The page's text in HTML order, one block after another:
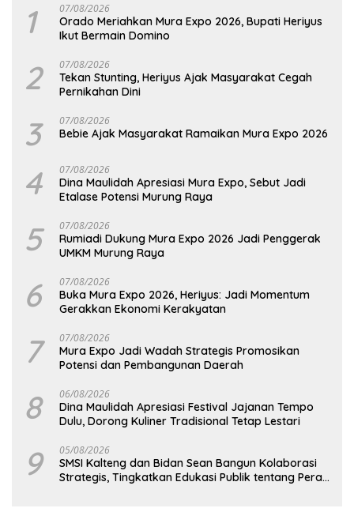
1 07/08/2026
Orado Meriahkan Mura Expo 2026, Bupati Heriyus
Ikut Bermain Domino
2 07/08/2026
Tekan Stunting, Heriyus Ajak Masyarakat Cegah
Pernikahan Dini
3 07/08/2026
Bebie Ajak Masyarakat Ramaikan Mura Expo 2026
4 07/08/2026
Dina Maulidah Apresiasi Mura Expo, Sebut Jadi
Etalase Potensi Murung Raya
5 07/08/2026
Rumiadi Dukung Mura Expo 2026 Jadi Penggerak
UMKM Murung Raya
6 07/08/2026
Buka Mura Expo 2026, Heriyus: Jadi Momentum
Gerakkan Ekonomi Kerakyatan
7 07/08/2026
Mura Expo Jadi Wadah Strategis Promosikan
Potensi dan Pembangunan Daerah
8 06/08/2026
Dina Maulidah Apresiasi Festival Jajanan Tempo
Dulu, Dorong Kuliner Tradisional Tetap Lestari
9 05/08/2026
SMSI Kalteng dan Bidan Sean Bangun Kolaborasi
Strategis, Tingkatkan Edukasi Publik tentang Peran